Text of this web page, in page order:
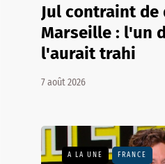
Jul contraint
Marseille : l'un
l'aurait trahi
7 août 2026
A LA UNE FRANCE